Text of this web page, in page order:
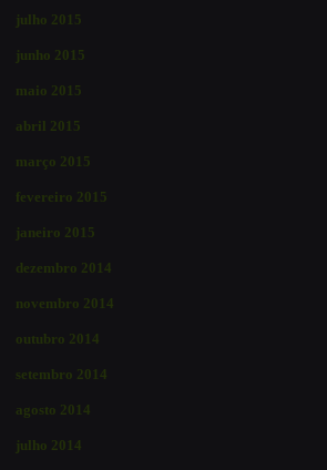
julho 2015
junho 2015
maio 2015
abril 2015
março 2015
fevereiro 2015
janeiro 2015
dezembro 2014
novembro 2014
outubro 2014
setembro 2014
agosto 2014
julho 2014